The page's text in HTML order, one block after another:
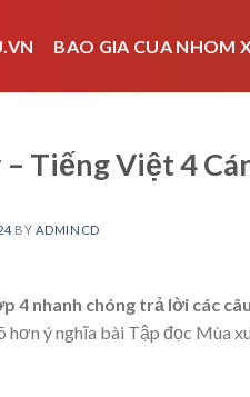
BAO GIA CUA NHOM
Tiếng Việt 4
BY ADMINCD
4 nhanh chóng trả lời các
ý nghĩa bài Tập đọc Mùa